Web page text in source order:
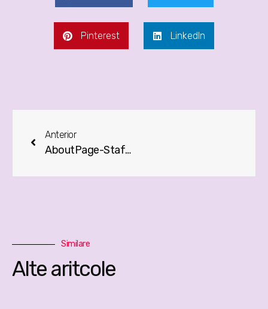
Pinterest LinkedIn
Anterior
AboutPage-Staff-Img_03-24032022.jpg
Similare
Alte aritcole